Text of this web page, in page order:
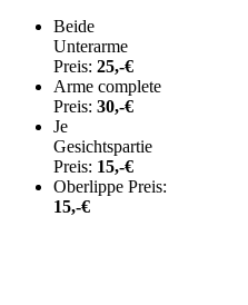
Beide
Unterarme
Preis: 25,-€
Arme complete
Preis: 30,-€
Je
Gesichtspartie
Preis: 15,-€
Oberlippe Preis:
15,-€